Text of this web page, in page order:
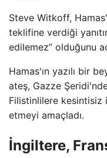
Steve Witkoff,
teklifine verdiği
edilemez” olduğunu
Hamas'ın yazılı bir
ateş, Gazze
Filistinlilere kesintisiz
etmeyi amaçladı.
İngiltere,